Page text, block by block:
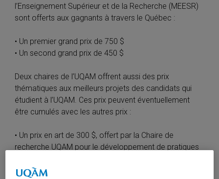
l’Enseignement Supérieur et de la Recherche (MEESR)
sont offerts aux gagnants à travers le Québec :
• Un premier grand prix de 750 $
• Un second grand prix de 450 $
Deux chaires de l’UQAM offrent aussi des prix
thématiques aux meilleurs projets des candidats qui
étudient à l’UQAM. Ces prix peuvent éventuellement
être cumulés avec les autres prix :
• Un prix en art de 300 $, offert par la Chaire de
recherche UQAM pour le développement de pratiques